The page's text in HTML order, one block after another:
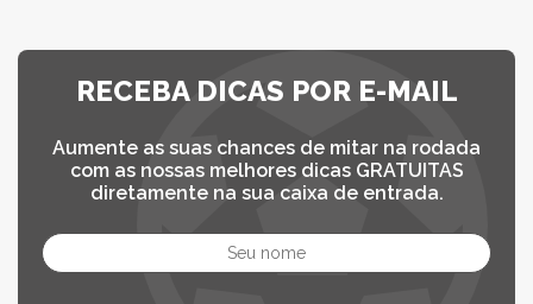
RECEBA DICAS POR E-MAIL
Aumente as suas chances de mitar na rodada
com as nossas melhores dicas GRATUITAS
diretamente na sua caixa de entrada.